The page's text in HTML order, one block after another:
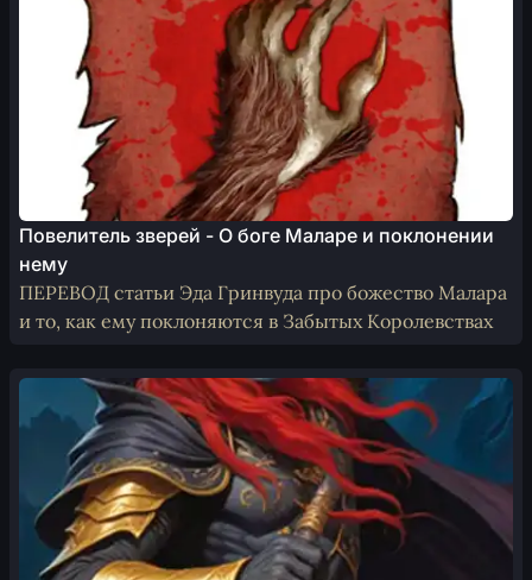
Повелитель зверей - О боге Маларе и поклонении
нему
ПЕРЕВОД статьи Эда Гринвуда про божество Малара
и то, как ему поклоняются в Забытых Королевствах